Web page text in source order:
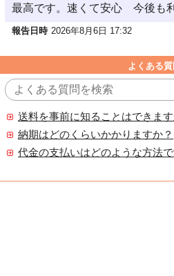
最高です。速くて安心 今後も
報告日時 2026年8月6日 17:32
よくある質
送料を事前に知ることはできます
納期はどのくらいかかりますか？